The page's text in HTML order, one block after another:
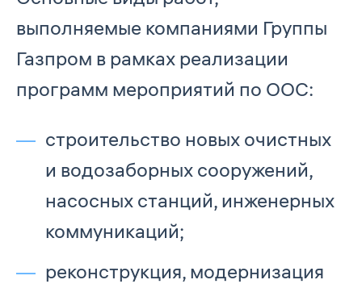
выполняемые компаниями Группы
Газпром в рамках реализации
программ мероприятий по ООС:
строительство новых очистных
и водозаборных сооружений,
насосных станций, инженерных
коммуникаций;
реконструкция, модернизация